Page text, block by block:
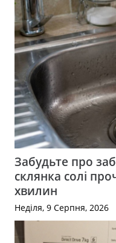
Забудьте про
склянка солі
хвилин
Неділя, 9 Серпня, 2026